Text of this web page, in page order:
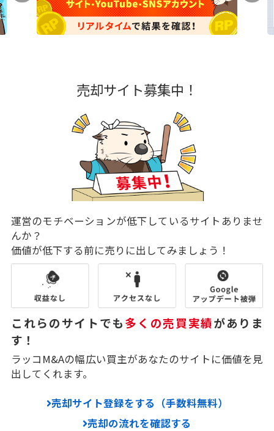
売却サイト募集中！
運営のモチベーションが低下しているサイトありませ
んか？
価値が低下する前に売りに出してみましょう！
これらのサイトでも多くの売買実績がありま
す！
ラッコM&Aの幅広い買主があなたのサイトに価値を見
出してくれます。
売却サイト登録をする（手数料無料）
売却の流れを確認する